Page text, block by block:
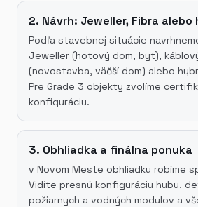
2. Návrh: Jeweller, Fibra alebo
Podľa stavebnej situácie
Jeweller (hotový dom, byt),
(novostavba, väčší dom) alebo
Pre Grade 3 objekty zvolíme
konfiguráciu.
3. Obhliadka a finálna ponuka
v Novom Meste obhliadku robíme
Vidíte presnú konfiguráciu hubu,
požiarnych a vodných modulov a